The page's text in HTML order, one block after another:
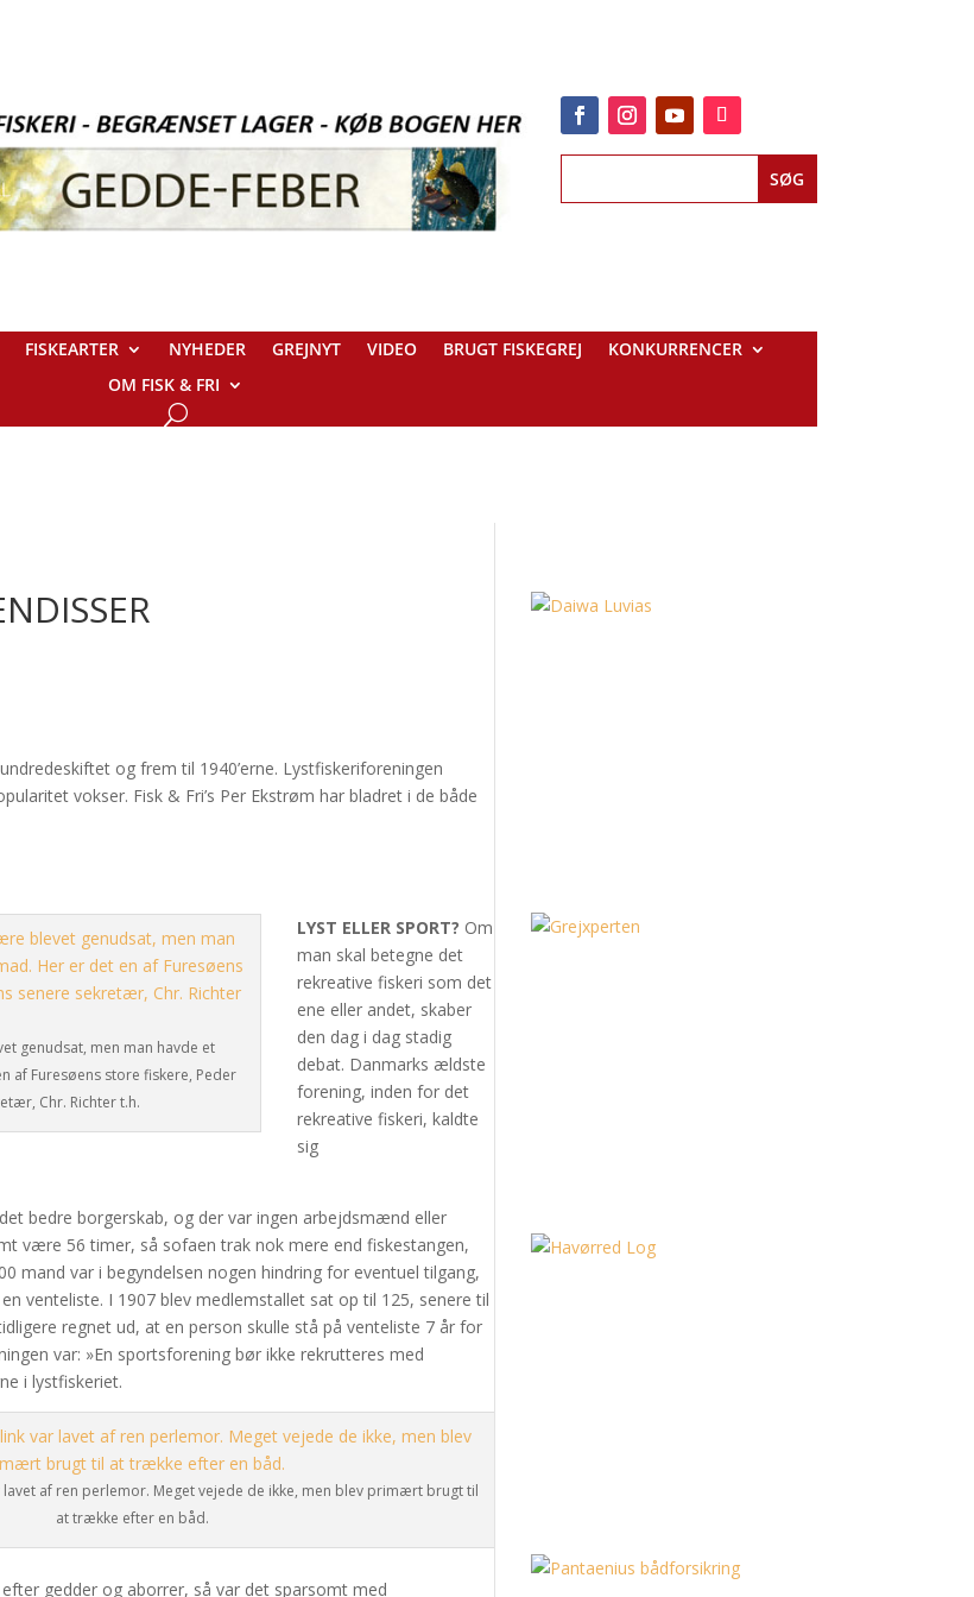
FISKEARTER NYHEDER GREJNYT VIDEO BRUGT FISKEGREJ
KONKURRENCER
OM FISK & FRI
og frem til 1940’erne. Lystfiskeriforeningen
vokser. Fisk & Fri’s Per Ekstrøm har bladret i de både
genudsat, men man havde et
af Furesøens store fiskere, Peder
Chr. Richter t.h.
LYST ELLER SPORT? Om
man skal betegne det
rekreative fiskeri som det
ene eller andet, skaber
den dag i dag stadig
debat. Danmarks ældste
forening, inden for det
rekreative fiskeri, kaldte
sig
bedre borgerskab, og der var ingen arbejdsmænd eller
være 56 timer, så sofaen trak nok mere end fiskestangen,
mand var i begyndelsen nogen hindring for eventuel tilgang,
venteliste. I 1907 blev medlemstallet sat op til 125, senere til
regnet ud, at en person skulle stå på venteliste 7 år for
var: »En sportsforening bør ikke rekrutteres med
i lystfiskeriet.
af ren perlemor. Meget vejede de ikke, men blev primært brugt til
at trække efter en båd.
gedder og aborrer, så var det sparsomt med